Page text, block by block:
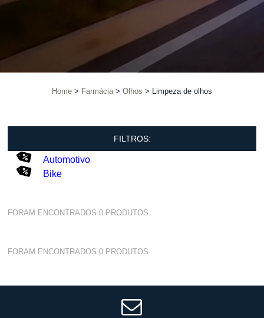
Home Farmácia Olhos Limpeza de olhos
FILTROS:
Automotivo
Bike
FORAM ENCONTRADOS0 PRODUTOS
FORAM ENCONTRADOS0 PRODUTOS